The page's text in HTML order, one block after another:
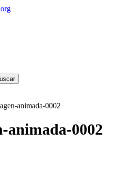
animada-0002
animada-0002